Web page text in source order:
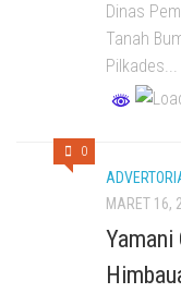
Dinas
Tanah
Pilkades...
0
MARET 16,
Yamani